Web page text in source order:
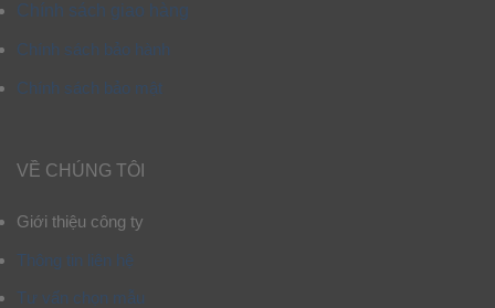
Chính sách giao hàng
Chính sách bảo hành
Chính sách bảo mật
VỀ CHÚNG TÔI
Giới thiệu công ty
Thông tin liên hệ
Tư vấn chọn mẫu